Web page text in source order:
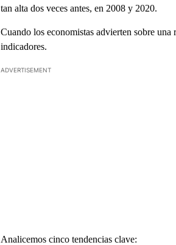
tan alta dos veces antes, en 2008 y 2020.
Cuando los economistas advierten sobre
indicadores.
ADVERTISEMENT
Analicemos cinco tendencias clave: